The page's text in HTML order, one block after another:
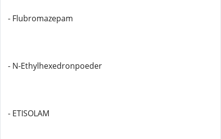
- Flubromazepam
- N-Ethylhexedronpoeder
- ETISOLAM